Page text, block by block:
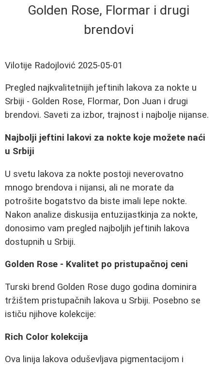
Golden Rose, Flormar i drugi
brendovi
Vilotije Radojlović 2025-05-01
Pregled najkvalitetnijih jeftinih lakova za nokte u
Srbiji - Golden Rose, Flormar, Don Juan i drugi
brendovi. Saveti za izbor, trajnost i najbolje nijanse.
Najbolji jeftini lakovi za nokte koje možete naći
u Srbiji
U svetu lakova za nokte postoji neverovatno
mnogo brendova i nijansi, ali ne morate da
potrošite bogatstvo da biste imali lepe nokte.
Nakon analize diskusija entuzijastkinja za nokte,
donosimo vam pregled najboljih jeftinih lakova
dostupnih u Srbiji.
Golden Rose - Kvalitet po pristupačnoj ceni
Turski brend Golden Rose dugo godina dominira
tržištem pristupačnih lakova u Srbiji. Posebno se
ističu njihove kolekcije:
Rich Color kolekcija
Ova linija lakova oduševljava pigmentacijom i